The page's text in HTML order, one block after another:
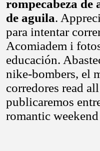
rompecabeza de
de aguila.
para intentar
Acomiadem i
educación.
nike-bombers, el
corredores read
publicaremos
romantic